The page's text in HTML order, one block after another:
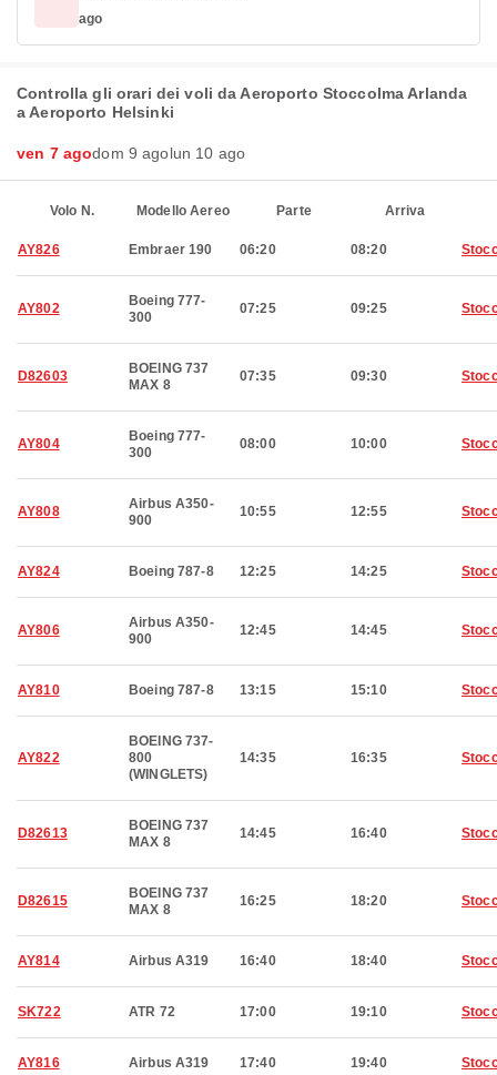
ago
Controlla gli orari dei voli da Aeroporto Stoccolma Arlanda
a Aeroporto Helsinki
ven 7 agodom 9 agolun 10 ago
Volo N. Modello Aereo Parte Arriva
AY826 Embraer 190 06:20 08:20
AY802
Boeing 777-
300
07:25 09:25
D82603
BOEING 737
MAX 8
07:35 09:30
AY804
Boeing 777-
300
08:00 10:00
AY808
Airbus A350-
900
10:55 12:55
AY824 Boeing 787-8 12:25 14:25
AY806
Airbus A350-
900
12:45 14:45
AY810 Boeing 787-8 13:15 15:10
AY822
BOEING 737-
800
(WINGLETS)
14:35 16:35
D82613
BOEING 737
MAX 8
14:45 16:40
D82615
BOEING 737
MAX 8
16:25 18:20
AY814 Airbus A319 16:40 18:40
SK722 ATR 72 17:00 19:10
AY816 Airbus A319 17:40 19:40